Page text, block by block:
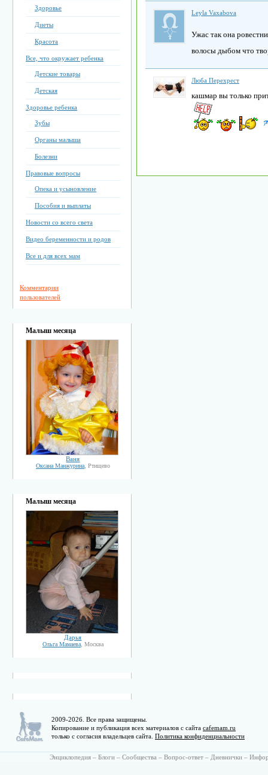
Здоровье
Диеты
Красота
Все, что окружает ребенка
Детские товары
Детская
Здоровье ребенка
Зубы
Органы малыша
Болезни
Правовые вопросы
Опека и усыновление
Пособия и выплаты
Новости со всего света
Видео беременности и родов
Все и для всех мам
Комментарии
пользователей
Малыш месяца
Ваня
Оксана Манжурина, Ртищево
Малыш месяца
Дарья
Ольга Мамаева, Москва
Leyla Vaxabova
Ужас так она
волосы дыбом что
Люба Перехрест
кашмар вы только
2009-2026. Все права защищены.
Копирование и публикация всех материалов с сайта cafemam.ru
только с согласия владельцев сайта. Политика конфиденциальности
Энциклопедия – Блоги – Сообщества – Вопрос-ответ – Дневнички –